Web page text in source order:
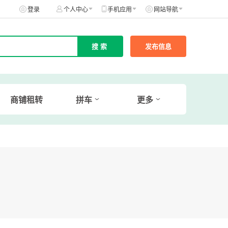
登录 个人中心 手机应用 网站导航
发布信息
商铺租转 拼车 更多